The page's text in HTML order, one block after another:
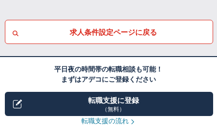
求人条件設定ページに戻る
平日夜の時間帯の転職相談も可能！
まずはアデコにご登録ください
転職支援に登録
（無料）
転職支援の流れ